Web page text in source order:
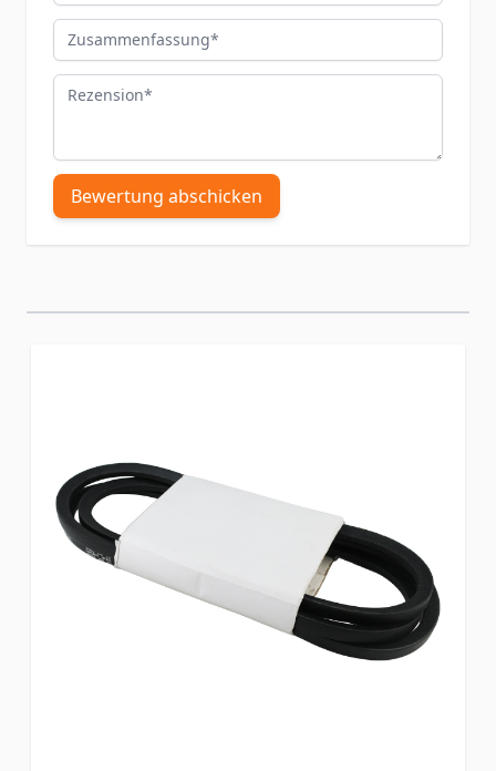
Zusammenfassung
Rezension
Bewertung abschicken